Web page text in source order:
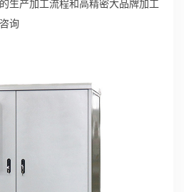
生产加工流程和高精密大品牌加工
询